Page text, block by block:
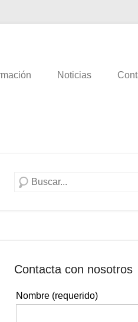
Noticias
Buscar
Contacta con nosotros
Nombre (requerido)